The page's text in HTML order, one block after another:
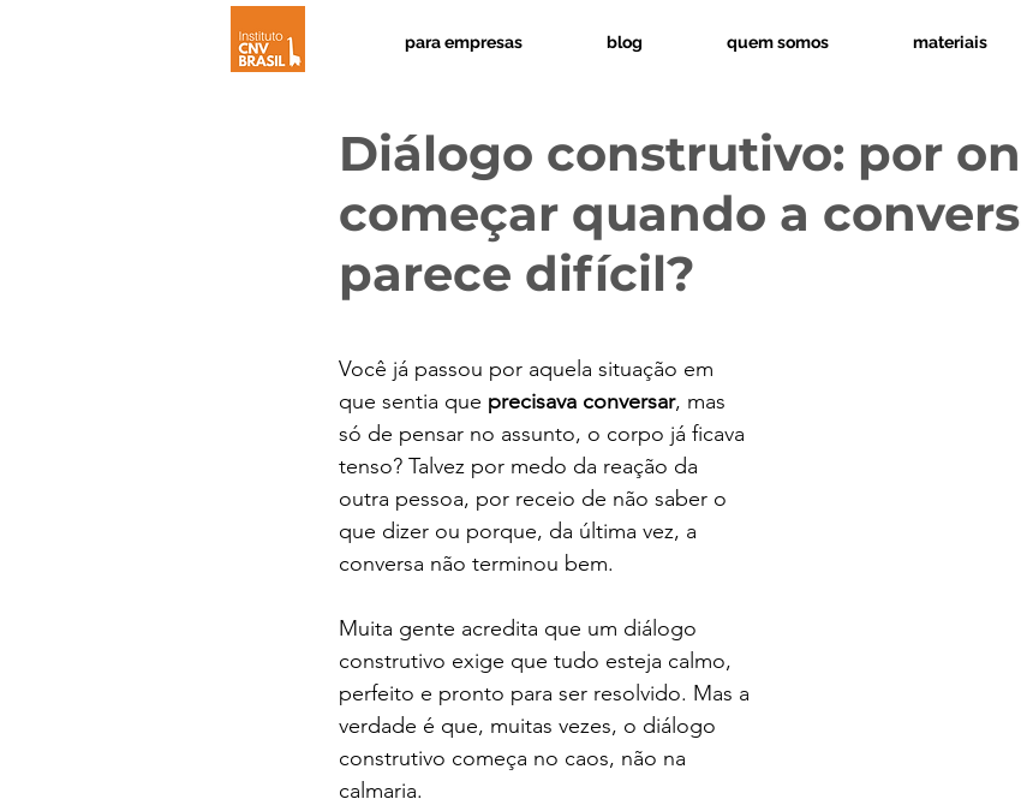
para empresas blog quem somos materiais
Diálogo construtivo: por
começar quando a
parece difícil?
Você já passou por aquela situação em
que sentia que precisava conversar, mas
só de pensar no assunto, o corpo já ficava
tenso? Talvez por medo da reação da
outra pessoa, por receio de não saber o
que dizer ou porque, da última vez, a
conversa não terminou bem.
Muita gente acredita que um diálogo
construtivo exige que tudo esteja calmo,
perfeito e pronto para ser resolvido. Mas a
verdade é que, muitas vezes, o diálogo
construtivo começa no caos, não na
calmaria.